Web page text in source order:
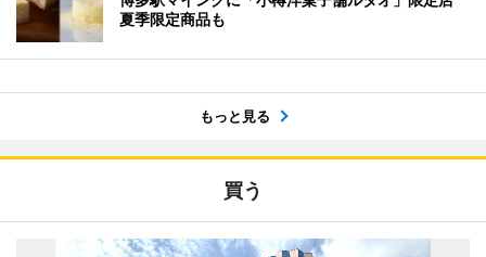
夏季限定商品も
もっと見る
買う